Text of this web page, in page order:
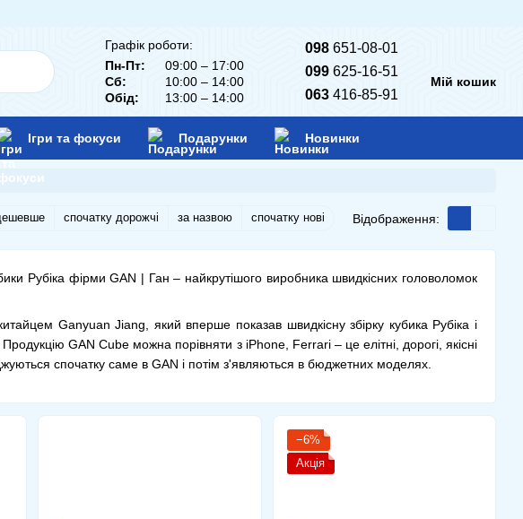
Графік роботи:
Пн-Пт:
09:00 – 17:00
Сб:
10:00 – 14:00
Обід:
13:00 – 14:00
098651-08-01
099625-16-51
063416-85-91
Мій кошик
Ігри та фокуси Подарунки Новинки
спочатку дорожчі за назвою спочатку нові Відображення:
Рубіка фірми GAN | Ган – найкрутішого виробника швидкісних головоломок
Ganyuan Jiang, який вперше показав швидкісну збірку кубика Рубіка і
GAN Cube можна порівняти з iPhone, Ferrari – це елітні, дорогі, якісні
спочатку саме в GAN і потім з'являються в бюджетних моделях.
−6%
Акція